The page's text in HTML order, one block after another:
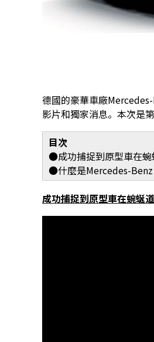
德國的豪華車廠
影片和獨家消息。本次是
目次
●成功捕捉到原型車在
●什麼是Mercedes-Benz
成功捕捉到原型車在蜿蜒